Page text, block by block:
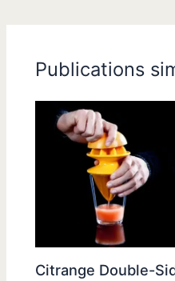
Publications
Citrange Double-